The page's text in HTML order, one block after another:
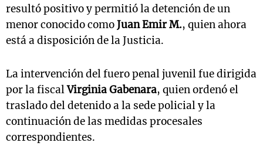
resultó positivo y permitió la detención de un
menor conocido comoJuan Emir M., quien ahora
está a disposición de la Justicia.
La intervención del fuero penal juvenil fue dirigida
por la fiscalVirginia Gabenara, quien ordenó el
traslado del detenido a la sede policial y la
continuación de las medidas procesales
correspondientes.